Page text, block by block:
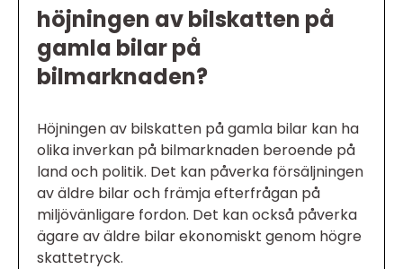
höjningen av bilskatten på
gamla bilar på
bilmarknaden?
Höjningen av bilskatten på gamla bilar kan ha
olika inverkan på bilmarknaden beroende på
land och politik. Det kan påverka försäljningen
av äldre bilar och främja efterfrågan på
miljövänligare fordon. Det kan också påverka
ägare av äldre bilar ekonomiskt genom högre
skattetryck.